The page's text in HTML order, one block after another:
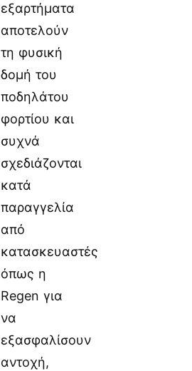
εξαρτήματα
αποτελούν
τη φυσική
δομή του
ποδηλάτου
φορτίου και
συχνά
σχεδιάζονται
κατά
παραγγελία
από
κατασκευαστές
όπως η
Regen για
να
εξασφαλίσουν
αντοχή,